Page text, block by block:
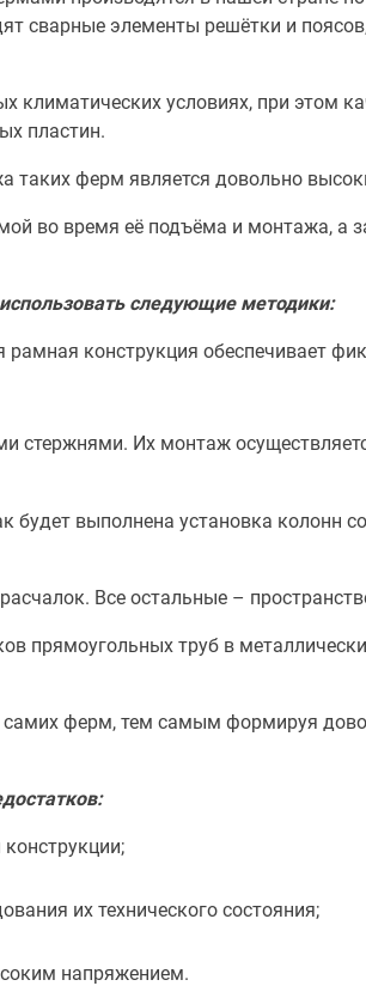
сварные элементы решётки и
климатических условиях, при этом
пластин.
ферм является довольно
во время её подъёма и монтажа, а
следующие методики:
рамная конструкция обеспечивает
стержнями. Их монтаж
будет выполнена установка колонн
Все остальные –
прямоугольных труб в
ферм, тем самым формируя
их технического состояния;
напряжением.